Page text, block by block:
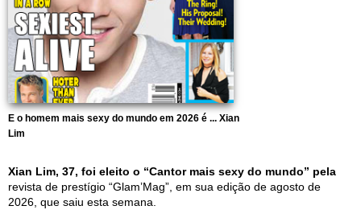
E o homem mais sexy do mundo em 2026 é ... Xian
Lim
Xian Lim, 37, foi eleito o “Cantor mais sexy do mundo” pela
revista de prestígio “Glam’Mag”, em sua edição de agosto de
2026, que saiu esta semana.